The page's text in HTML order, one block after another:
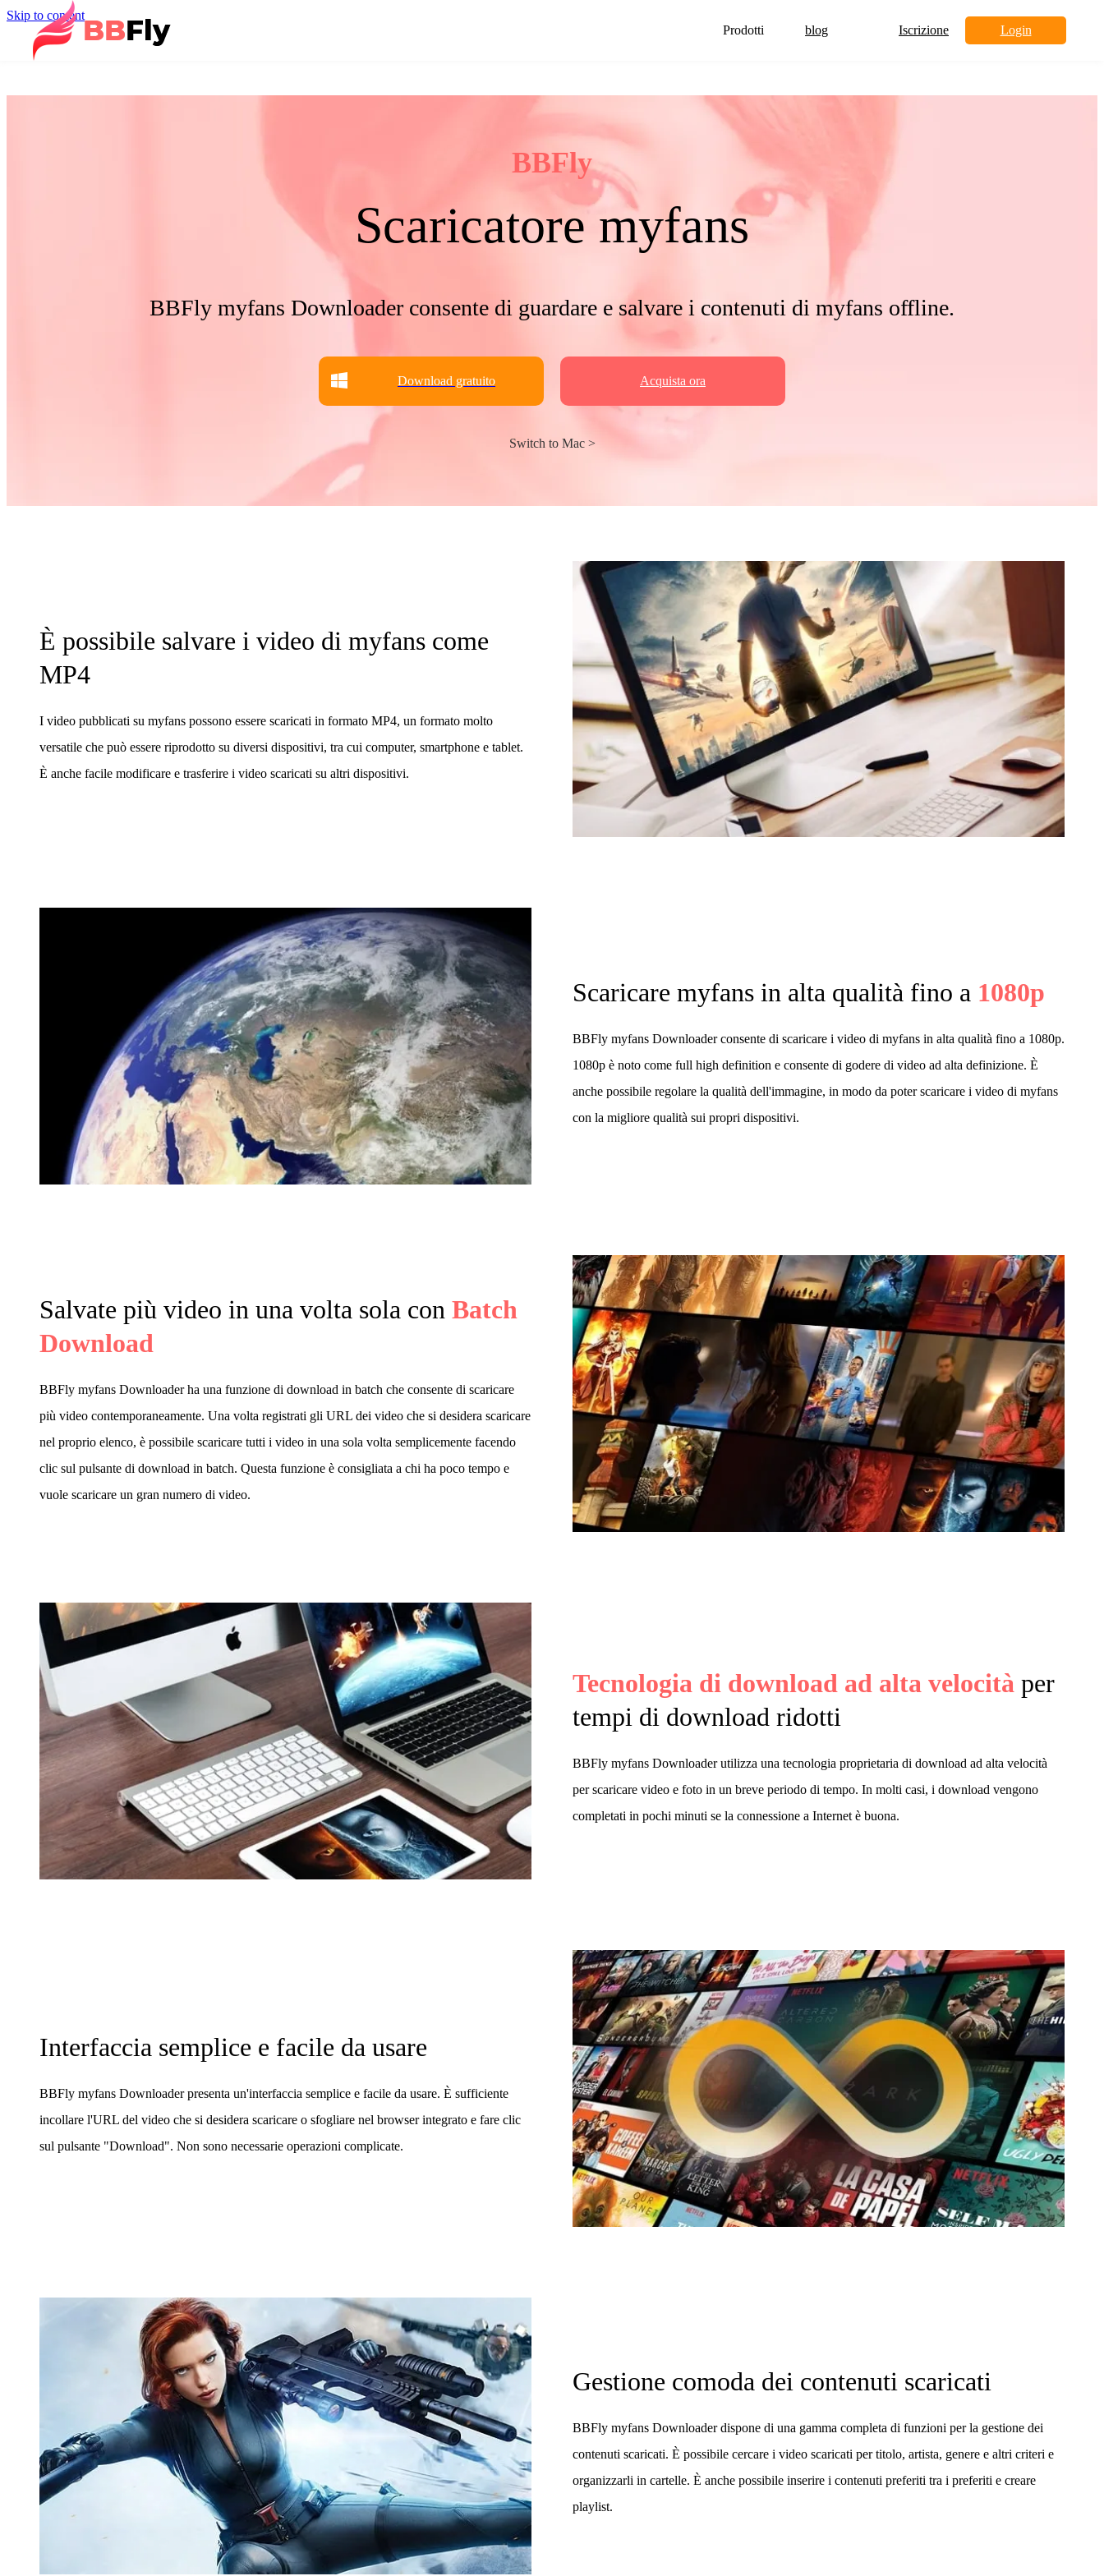
Skip to content
Prodotti
blog Iscrizione Login
BBFly
Scaricatore myfans
BBFly myfans Downloader consente di guardare e salvare i contenuti di myfans offline.
Download gratuito Acquista ora
Switch to Mac >
È possibile salvare i video di myfans come
MP4
I video pubblicati su myfans possono essere scaricati in formato MP4, un formato molto
versatile che può essere riprodotto su diversi dispositivi, tra cui computer, smartphone e tablet.
È anche facile modificare e trasferire i video scaricati su altri dispositivi.
Scaricare myfans in alta qualità fino a 1080p
BBFly myfans Downloader consente di scaricare i video di myfans in alta qualità fino a 1080p.
1080p è noto come full high definition e consente di godere di video ad alta definizione. È
anche possibile regolare la qualità dell'immagine, in modo da poter scaricare i video di myfans
con la migliore qualità sui propri dispositivi.
Salvate più video in una volta sola con Batch
Download
BBFly myfans Downloader ha una funzione di download in batch che consente di scaricare
più video contemporaneamente. Una volta registrati gli URL dei video che si desidera scaricare
nel proprio elenco, è possibile scaricare tutti i video in una sola volta semplicemente facendo
clic sul pulsante di download in batch. Questa funzione è consigliata a chi ha poco tempo e
vuole scaricare un gran numero di video.
Tecnologia di download ad alta velocità per
tempi di download ridotti
BBFly myfans Downloader utilizza una tecnologia proprietaria di download ad alta velocità
per scaricare video e foto in un breve periodo di tempo. In molti casi, i download vengono
completati in pochi minuti se la connessione a Internet è buona.
Interfaccia semplice e facile da usare
BBFly myfans Downloader presenta un'interfaccia semplice e facile da usare. È sufficiente
incollare l'URL del video che si desidera scaricare o sfogliare nel browser integrato e fare clic
sul pulsante "Download". Non sono necessarie operazioni complicate.
Gestione comoda dei contenuti scaricati
BBFly myfans Downloader dispone di una gamma completa di funzioni per la gestione dei
contenuti scaricati. È possibile cercare i video scaricati per titolo, artista, genere e altri criteri e
organizzarli in cartelle. È anche possibile inserire i contenuti preferiti tra i preferiti e creare
playlist.